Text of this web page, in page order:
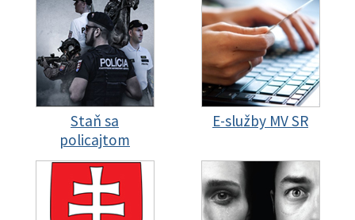
Staň sa
policajtom
E-služby MV SR